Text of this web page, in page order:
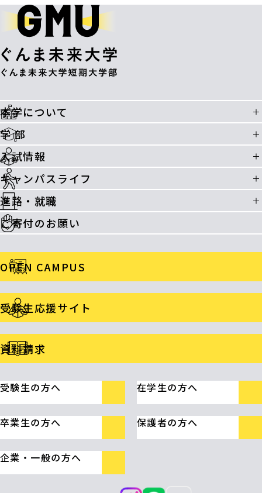
本学について
学 部
入試情報
キャンパスライフ
進路・就職
ご寄付のお願い
OPEN CAMPUS
受験生応援サイト
資料請求
受験生の方へ 在学生の方へ
卒業生の方へ 保護者の方へ
企業・一般の方へ